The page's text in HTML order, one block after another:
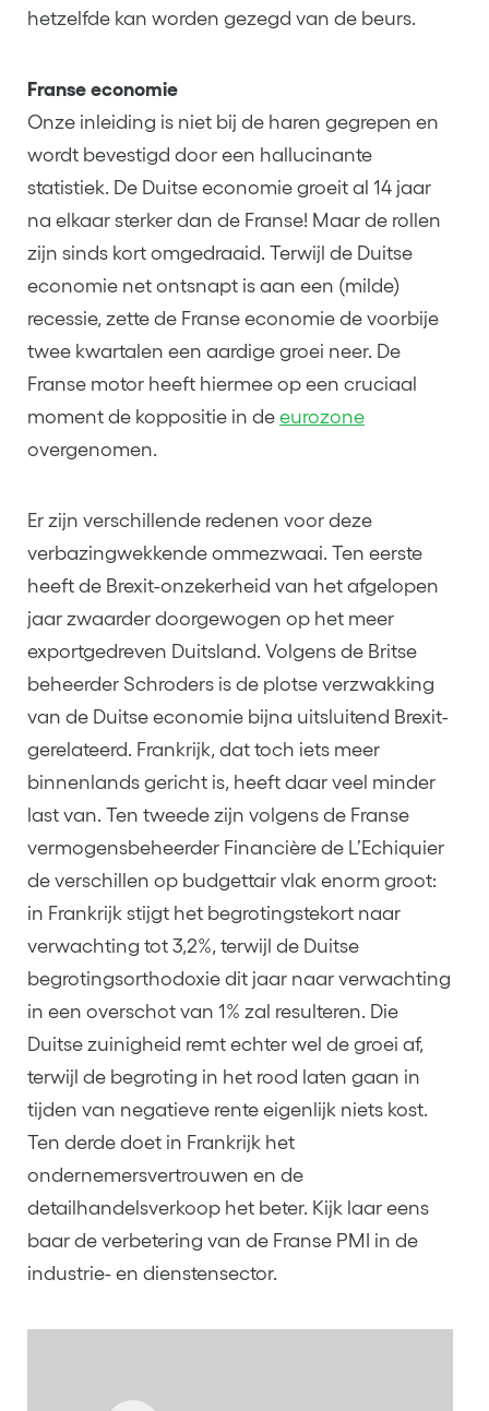
hetzelfde kan worden gezegd van de beurs.
Franse economie
Onze inleiding is niet bij de haren gegrepen en
wordt bevestigd door een hallucinante
statistiek. De Duitse economie groeit al 14 jaar
na elkaar sterker dan de Franse! Maar de rollen
zijn sinds kort omgedraaid. Terwijl de Duitse
economie net ontsnapt is aan een (milde)
recessie, zette de Franse economie de voorbije
twee kwartalen een aardige groei neer. De
Franse motor heeft hiermee op een cruciaal
moment de koppositie in de eurozone
overgenomen.
Er zijn verschillende redenen voor deze
verbazingwekkende ommezwaai. Ten eerste
heeft de Brexit-onzekerheid van het afgelopen
jaar zwaarder doorgewogen op het meer
exportgedreven Duitsland. Volgens de Britse
beheerder Schroders is de plotse verzwakking
van de Duitse economie bijna uitsluitend Brexit-
gerelateerd. Frankrijk, dat toch iets meer
binnenlands gericht is, heeft daar veel minder
last van. Ten tweede zijn volgens de Franse
vermogensbeheerder Financière de L’Echiquier
de verschillen op budgettair vlak enorm groot:
in Frankrijk stijgt het begrotingstekort naar
verwachting tot 3,2%, terwijl de Duitse
begrotingsorthodoxie dit jaar naar verwachting
in een overschot van 1% zal resulteren. Die
Duitse zuinigheid remt echter wel de groei af,
terwijl de begroting in het rood laten gaan in
tijden van negatieve rente eigenlijk niets kost.
Ten derde doet in Frankrijk het
ondernemersvertrouwen en de
detailhandelsverkoop het beter. Kijk laar eens
baar de verbetering van de Franse PMI in de
industrie- en dienstensector.